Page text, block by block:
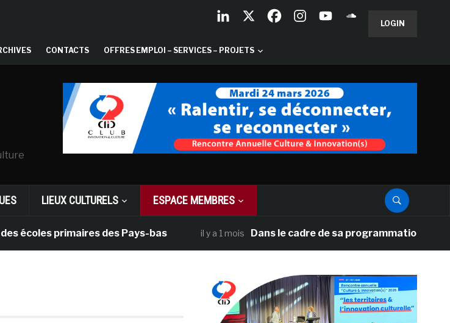
LOGIN
CONTACTS OFFRES EMPLOI – SERVICES – PROJETS
LIEUX CULTURELS ESPACE MEMBRES
primaires des Pays-bas il y a 1 mois Dans le cadre de sa programmation